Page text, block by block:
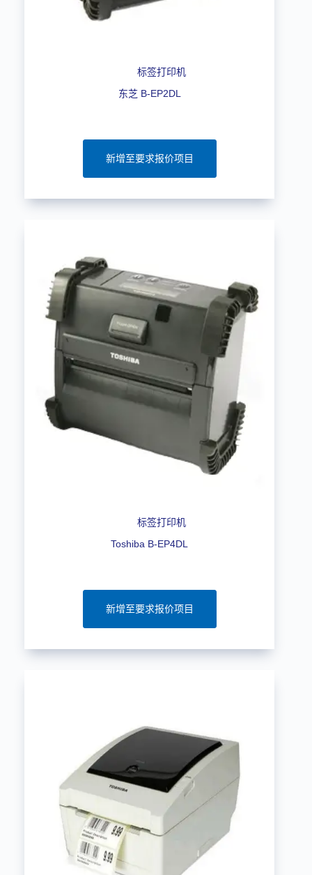
标签打印机
东芝 B-EP2DL
新增至要求报价项目
标签打印机
Toshiba B-EP4DL
新增至要求报价项目